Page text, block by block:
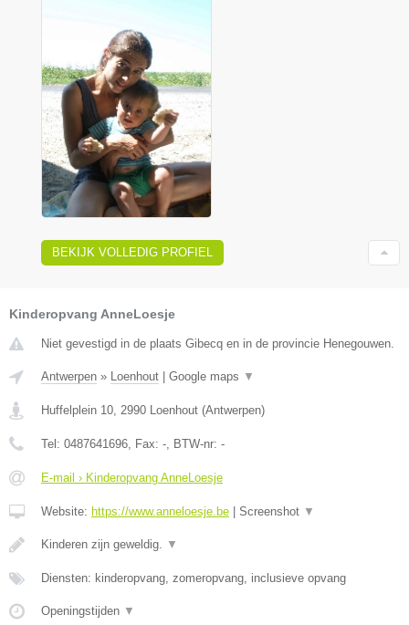
BEKIJK VOLLEDIG PROFIEL
Kinderopvang AnneLoesje
Niet gevestigd in de plaats Gibecq en in de provincie Henegouwen.
Antwerpen » Loenhout Google maps ▼
Huffelplein 10, 2990 Loenhout (Antwerpen)
Tel: 0487641696, Fax: -, BTW-nr: -
E-mail › Kinderopvang AnneLoesje
Website: https://www.anneloesje.be Screenshot ▼
Kinderen zijn geweldig. ▼
Diensten: kinderopvang, zomeropvang, inclusieve opvang
Openingstijden ▼